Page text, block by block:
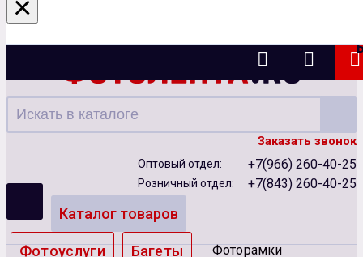
Казань
Заказать звонок
Оптовый отдел: +7(966) 260-40-25
Розничный отдел: +7(843) 260-40-25
Каталог товаров
Фотоуслуги Багеты Фоторамки
×